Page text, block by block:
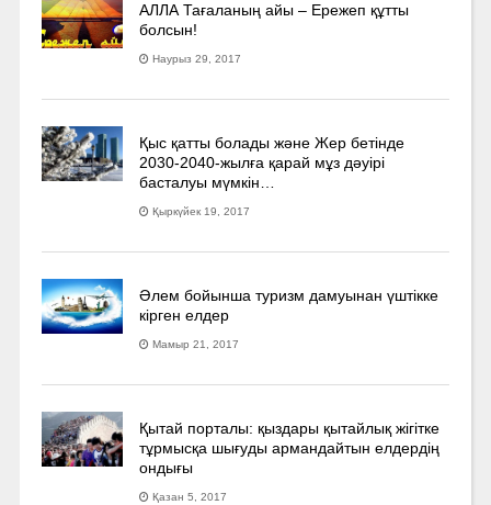
АЛЛА Тағаланың айы – Ережеп құтты
болсын!
Наурыз 29, 2017
Қыс қатты болады және Жер бетінде
2030-2040­-жылға қарай мұз дәуірі
басталуы мүмкін…
Қыркүйек 19, 2017
Әлем бойынша туризм дамуынан үштікке
кірген елдер
Мамыр 21, 2017
Қытай порталы: қыздары қытайлық жігітке
тұрмысқа шығуды армандайтын елдердің
ондығы
Қазан 5, 2017